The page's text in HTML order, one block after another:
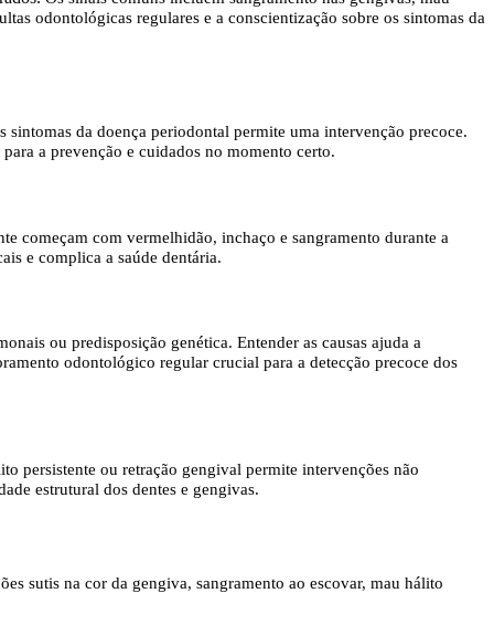
odontológicas regulares e a conscientização sobre os sintomas da
da doença periodontal permite uma intervenção precoce.
a prevenção e cuidados no momento certo.
começam com vermelhidão, inchaço e sangramento durante a
e complica a saúde dentária.
ou predisposição genética. Entender as causas ajuda a
odontológico regular crucial para a detecção precoce dos
persistente ou retração gengival permite intervenções não
estrutural dos dentes e gengivas.
sutis na cor da gengiva, sangramento ao escovar, mau hálito